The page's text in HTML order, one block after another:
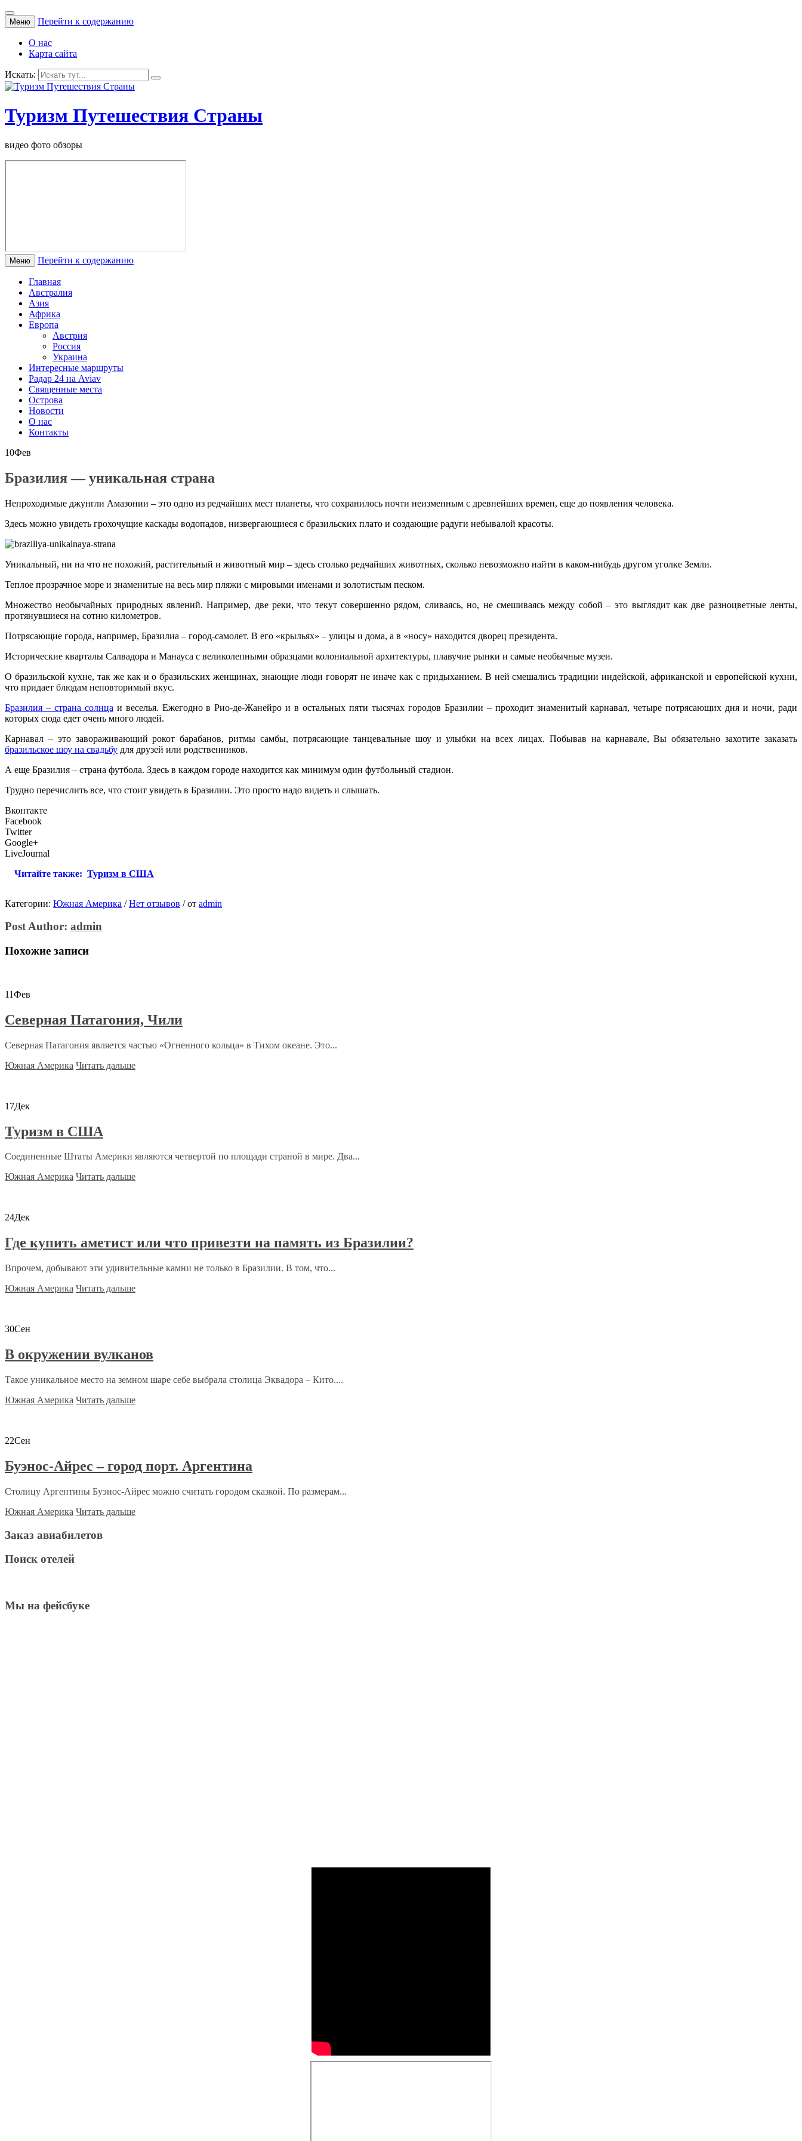
Меню Перейти к содержанию
О нас
Карта сайта
Искать:
Туризм Путешествия Страны
видео фото обзоры
Меню Перейти к содержанию
Главная
Австралия
Азия
Африка
Европа
Австрия
Россия
Украина
Интересные маршруты
Радар 24 на Aviav
Священные места
Острова
Новости
О нас
Контакты
10Фев
Бразилия — уникальная страна
Непроходимые джунгли Амазонии – это одно из редчайших мест планеты, что сохранилось почти неизменным с древнейших времен, еще до появления человека.
Здесь можно увидеть грохочущие каскады водопадов, низвергающиеся с бразильских плато и создающие радуги небывалой красоты.
Уникальный, ни на что не похожий, растительный и животный мир – здесь столько редчайших животных, сколько невозможно найти в каком-нибудь другом уголке Земли.
Теплое прозрачное море и знаменитые на весь мир пляжи с мировыми именами и золотистым песком.
Множество необычайных природных явлений. Например, две реки, что текут совершенно рядом, сливаясь, но, не смешиваясь между собой – это выглядит как две разноцветные ленты,
протянувшиеся на сотню километров.
Потрясающие города, например, Бразилиа – город-самолет. В его «крыльях» – улицы и дома, а в «носу» находится дворец президента.
Исторические кварталы Салвадора и Манауса с великолепными образцами колониальной архитектуры, плавучие рынки и самые необычные музеи.
О бразильской кухне, так же как и о бразильских женщинах, знающие люди говорят не иначе как с придыханием. В ней смешались традиции индейской, африканской и европейской кухни,
что придает блюдам неповторимый вкус.
Бразилия – страна солнца и веселья. Ежегодно в Рио-де-Жанейро и в остальных пяти тысячах городов Бразилии – проходит знаменитый карнавал, четыре потрясающих дня и ночи, ради
которых сюда едет очень много людей.
Карнавал – это завораживающий рокот барабанов, ритмы самбы, потрясающие танцевальные шоу и улыбки на всех лицах. Побывав на карнавале, Вы обязательно захотите заказать
бразильское шоу на свадьбу для друзей или родственников.
А еще Бразилия – страна футбола. Здесь в каждом городе находится как минимум один футбольный стадион.
Трудно перечислить все, что стоит увидеть в Бразилии. Это просто надо видеть и слышать.
Вконтакте
Facebook
Twitter
Google+
LiveJournal
Читайте также: Туризм в США
Категории: Южная Америка / Нет отзывов /от admin
Post Author: admin
Похожие записи
11Фев
Северная Патагония, Чили
Северная Патагония является частью «Огненного кольца» в Тихом океане. Это...
Южная Америка Читать дальше
17Дек
Туризм в США
Соединенные Штаты Америки являются четвертой по площади страной в мире. Два...
Южная Америка Читать дальше
24Дек
Где купить аметист или что привезти на память из Бразилии?
Впрочем, добывают эти удивительные камни не только в Бразилии. В том, что...
Южная Америка Читать дальше
30Сен
В окружении вулканов
Такое уникальное место на земном шаре себе выбрала столица Эквадора – Кито....
Южная Америка Читать дальше
22Сен
Буэнос-Айрес – город порт. Аргентина
Столицу Аргентины Буэнос-Айрес можно считать городом сказкой. По размерам...
Южная Америка Читать дальше
Заказ авиабилетов
Поиск отелей
Мы на фейсбуке